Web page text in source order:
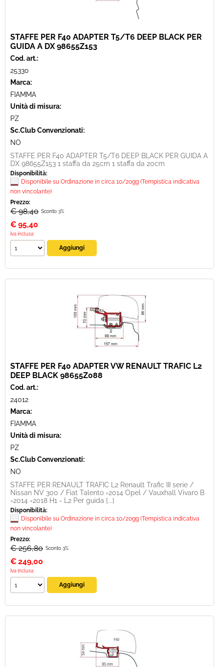
STAFFE PER F40 ADAPTER T5/T6 DEEP BLACK PER
GUIDA A DX 98655Z153
Cod. art.:
25330
Marca:
FIAMMA
Unità di misura:
PZ
Sc.Club Convenzionati:
NO
STAFFE PER F40 ADAPTER T5/T6 DEEP BLACK PER GUIDA A
DX 98655Z153 1 staffa da 25cm 1 staffa da 20cm
Disponibilità:
Disponibile su Ordinazione in circa 10/20gg (Tempistica indicativa
non vincolante)
Prezzo:
€ 98,40 Sconto 3%
€ 95,40
Iva inclusa
STAFFE PER F40 ADAPTER VW RENAULT TRAFIC L2
DEEP BLACK 98655Z088
Cod. art.:
24012
Marca:
FIAMMA
Unità di misura:
PZ
Sc.Club Convenzionati:
NO
STAFFE PER RENAULT TRAFIC L2 Renault Trafic III serie /
Nissan NV 300 / Fiat Talento =2014 Opel / Vauxhall Vivaro B
=2014 =2018 H1 - L2 Per guida [...]
Disponibilità:
Disponibile su Ordinazione in circa 10/20gg (Tempistica indicativa
non vincolante)
Prezzo:
€ 256,80 Sconto 3%
€ 249,00
Iva inclusa